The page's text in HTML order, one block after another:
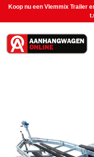
Koop nu een Vlemmix Trailer